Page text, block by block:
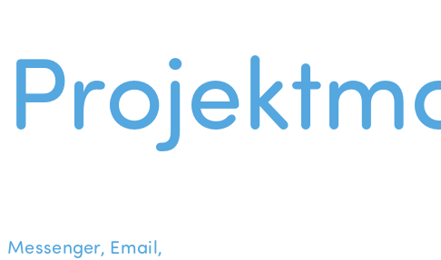
Messenger, Email,